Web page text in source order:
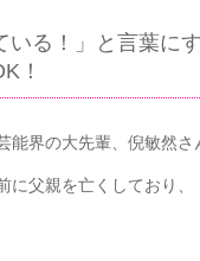
る！」と言葉に
！
界の大先輩、倪敏然
に父親を亡くしており